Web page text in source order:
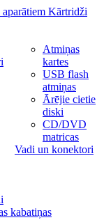
Kārtridži
Atmiņas
kartes
USB flash
atmiņas
Ārējie cietie
diski
CD/DVD
matricas
Vadi un konektori
kabatiņas